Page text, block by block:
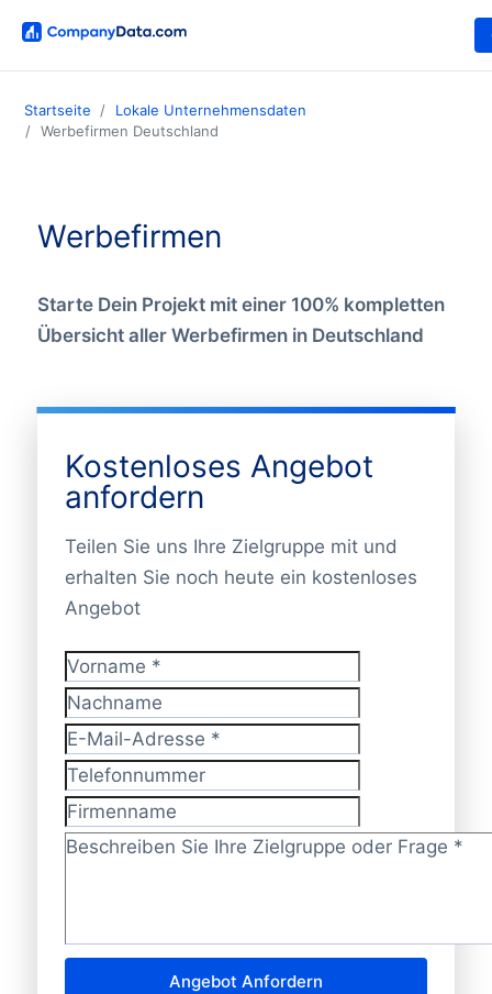
Startseite
Lokale Unternehmensdaten
Werbefirmen Deutschland
Werbefirmen
Starte Dein Projekt mit einer 100% kompletten
Übersicht aller Werbefirmen in Deutschland
Kostenloses Angebot
anfordern
Teilen Sie uns Ihre Zielgruppe mit und
erhalten Sie noch heute ein kostenloses
Angebot
Vorname*
Nachname
E-Mail-Adresse*
Telefonnummer
Firmenname
Zielgruppe/Frage?
Angebot Anfordern